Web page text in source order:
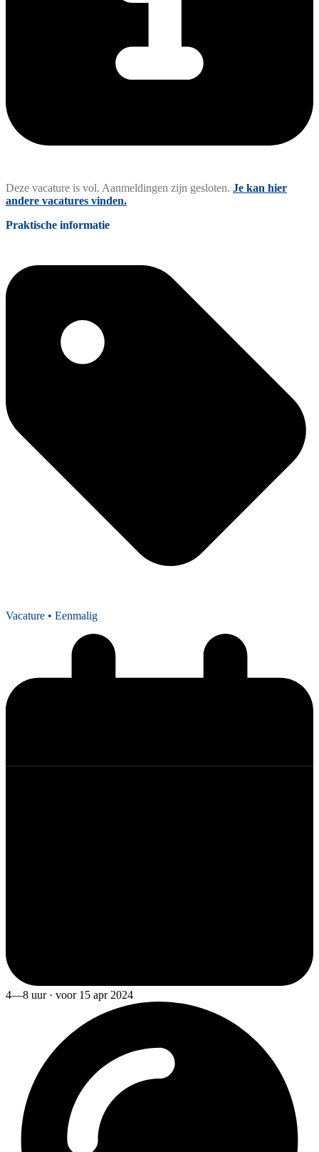
Deze vacature is vol. Aanmeldingen zijn gesloten. Je kan hier
andere vacatures vinden.
Praktische informatie
Vacature • Eenmalig
4—8 uur · voor 15 apr 2024